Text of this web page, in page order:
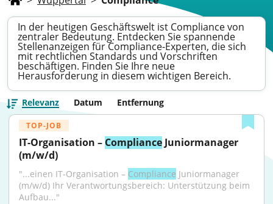
In der heutigen Geschäftswelt ist Compliance von
zentraler Bedeutung. Entdecken Sie spannende
Stellenanzeigen für Compliance-Experten, die sich
mit rechtlichen Standards und Vorschriften
beschäftigen. Finden Sie Ihre neue
Herausforderung in diesem wichtigen Bereich.
Relevanz Datum Entfernung
TOP-JOB
IT-Organisation – Compliance Juniormanager
(m/w/d)
"...einen IT-Organisation – Compliance Juniormanager
(m/w/d) Ihr Verantwortungsbereich: Unterstützung beim
Aufbau..."